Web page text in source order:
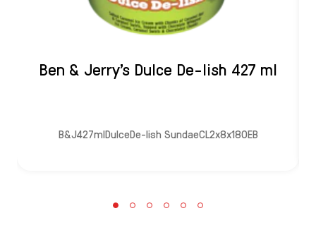
Ben & Jerry's Dulce De-lish 427 ml
B&J427mlDulceDe-lish SundaeCL2x8x180EB